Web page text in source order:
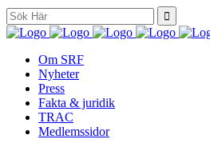
Search
for:
Om SRF
Nyheter
Press
Fakta & juridik
TRAC
Medlemssidor